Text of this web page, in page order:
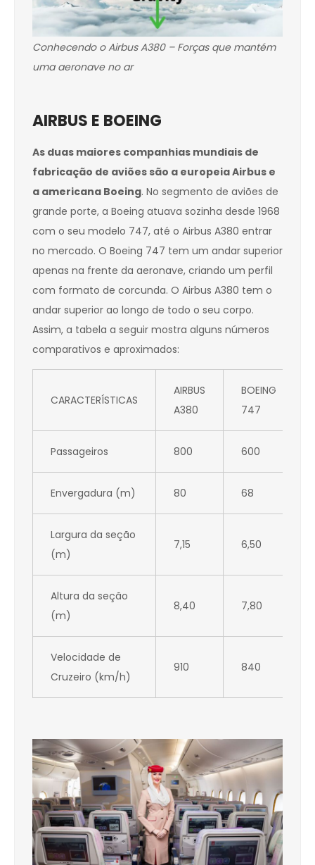
Conhecendo o Airbus A380 – Forças que mantém
uma aeronave no ar
AIRBUS E BOEING
As duas maiores companhias mundiais de
fabricação de aviões são a europeia Airbus e
a americana Boeing. No segmento de aviões de
grande porte, a Boeing atuava sozinha desde 1968
com o seu modelo 747, até o Airbus A380 entrar
no mercado. O Boeing 747 tem um andar superior
apenas na frente da aeronave, criando um perfil
com formato de corcunda. O Airbus A380 tem o
andar superior ao longo de todo o seu corpo.
Assim, a tabela a seguir mostra alguns números
comparativos e aproximados:
CARACTERÍSTICAS
AIRBUS
A380
BOEING
747
Passageiros 800 600
Envergadura (m) 80 68
Largura da seção
(m)
7,15 6,50
Altura da seção
(m)
8,40 7,80
Velocidade de
Cruzeiro (km/h)
910 840